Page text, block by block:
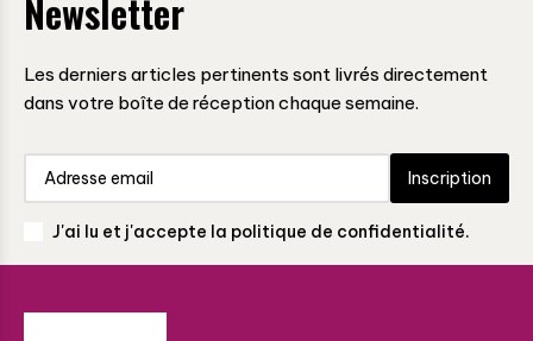
Newsletter
Les derniers articles pertinents sont livrés directement
dans votre boîte de réception chaque semaine.
Inscription
J'ai lu et j'accepte la politique de confidentialité.